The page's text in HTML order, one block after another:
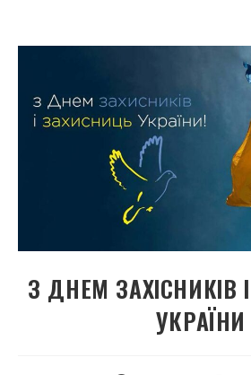
З ДНЕМ ЗАХІСНИКІВ
УКРАЇНИ